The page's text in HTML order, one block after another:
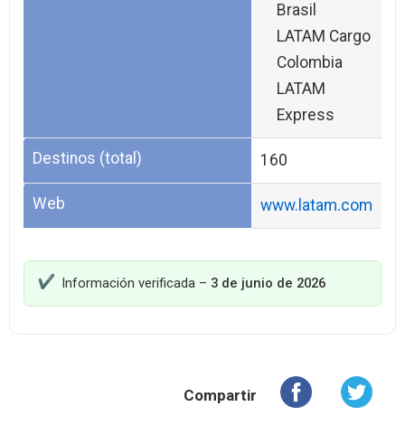
Brasil
LATAM Cargo
Colombia
LATAM
Express
Destinos (total) 160
Web www.latam.com
Información verificada – 3 de junio de 2026
Compartir